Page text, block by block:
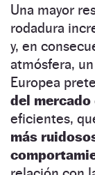
Una mayor
rodadura
y, en
atmósfera,
Europea
del mercado
eficientes,
más